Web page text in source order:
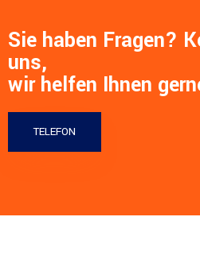
Sie haben Fragen?
uns,
wir helfen Ihnen
TELEFON